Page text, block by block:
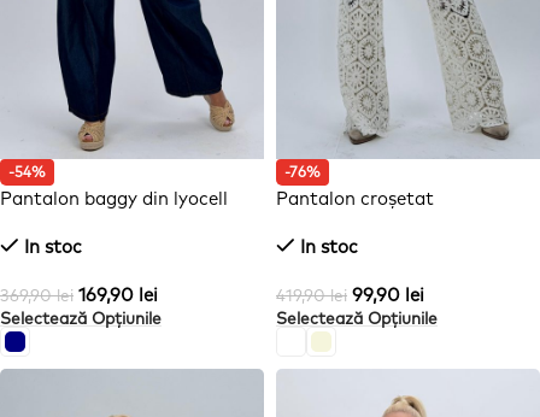
-54%
Pantalon baggy din lyocell
In stoc
369,90lei 169,90 lei
Selectează Opțiunile
-76%
Pantalon croșetat
In stoc
419,90lei 99,90 lei
Selectează Opțiunile